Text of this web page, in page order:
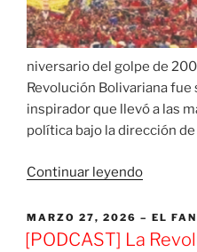
niversario del golpe de
Revolución Bolivariana
inspirador que llevó a las
política bajo la dirección de
Continuar leyendo
PUBLICADO
EL
MARZO 27, 2026 EL
[PODCAST] La